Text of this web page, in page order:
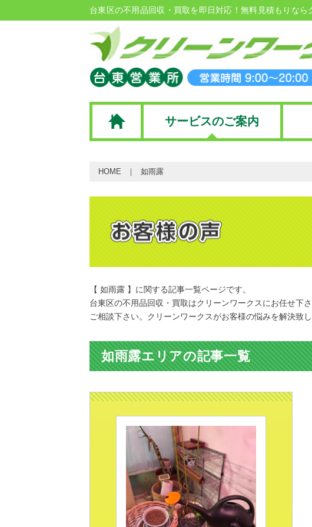
台東区の不用品回収・買取を即日対応！無料見積もりなら
サービスのご案内
HOME 如雨露
【 如雨露 】に関する記事一覧ページです。
台東区の不用品回収・買取はクリーンワークスにお任せ下
ご相談下さい。クリーンワークスがお客様の悩みを解決致し
如雨露エリアの記事一覧